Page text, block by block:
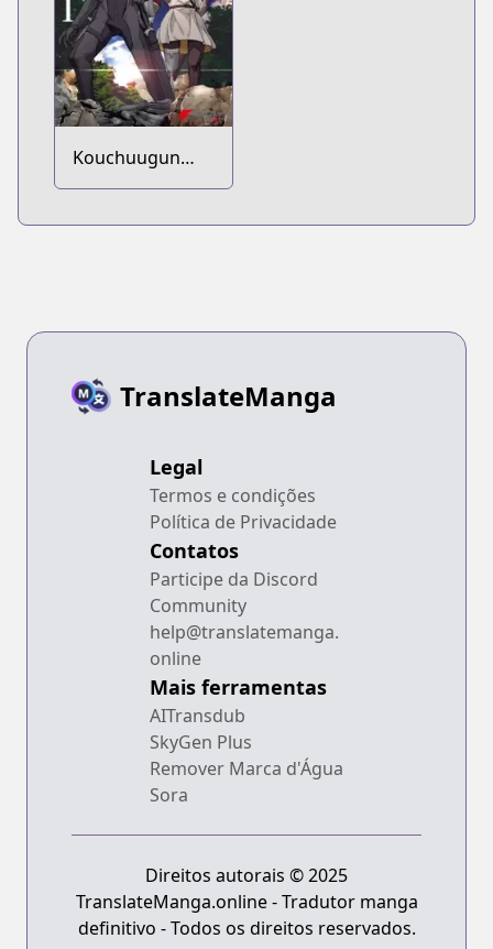
Kouchuugun
Shikan,
TranslateManga
Legal
Termos e condições
Política de Privacidade
Contatos
Participe da Discord
Community
help@translatemanga.
online
Mais ferramentas
AITransdub
SkyGen Plus
Remover Marca d'Água
Sora
Direitos autorais © 2025
TranslateManga.online - Tradutor manga
definitivo - Todos os direitos reservados.